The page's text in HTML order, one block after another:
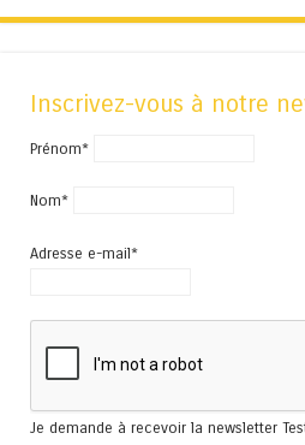
Inscrivez-vous à notre
Prénom*
Nom*
Adresse e-mail*
Je demande à recevoir la newsletter